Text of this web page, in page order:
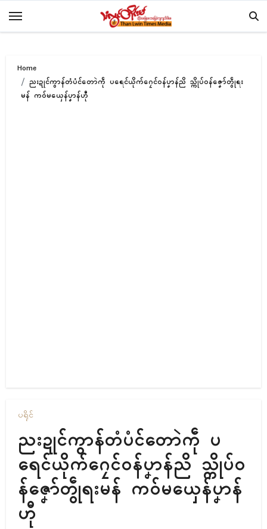
Home
ညးဍုၚ်ကွာန်တံပံၚ်တောဲကဵု ပရေၚ်ယိုက်ဂၠေၚ်ဝန်ပၞာန်ညိ သ္ကိုပ်ဝန်ဇၞော်တွဵုရး
မန် ကဝ်မယှေန်ပၞာန်ဟီု
ပရိုၚ်
ညးဍုၚ်ကွာန်တံပံၚ်တောဲကဵု ပ
ရေၚ်ယိုက်ဂၠေၚ်ဝန်ပၞာန်ညိ သ္ကိုပ်ဝ
န်ဇၞော်တွဵုရးမန် ကဝ်မယှေန်ပၞာန်
ဟီု